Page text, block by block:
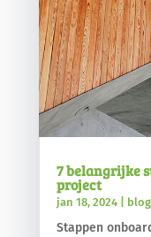
7 belangrijke
project
jan 18, 2024| blog
Stappen